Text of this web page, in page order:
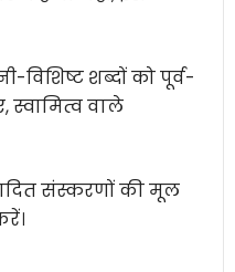
विशिष्ट शब्दों को पूर्व-
वाले
संस्करणों की मूल